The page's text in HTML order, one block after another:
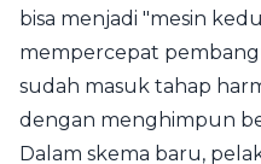
bisa menjadi "mesin
mempercepat
sudah masuk tahap
dengan menghimpun
Dalam skema baru,